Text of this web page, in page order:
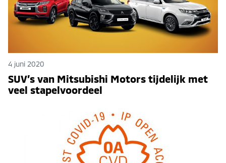
4 juni 2020
SUV’s van Mitsubishi Motors tijdelijk met
veel stapelvoordeel